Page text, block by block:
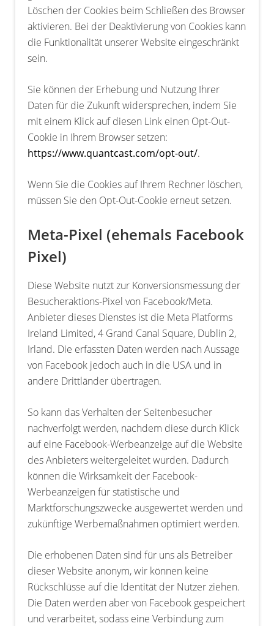
Löschen der Cookies beim Schließen des Browser
aktivieren. Bei der Deaktivierung von Cookies kann
die Funktionalität unserer Website eingeschränkt
sein.
Sie können der Erhebung und Nutzung Ihrer
Daten für die Zukunft widersprechen, indem Sie
mit einem Klick auf diesen Link einen Opt-Out-
Cookie in Ihrem Browser setzen:
https://www.quantcast.com/opt-out/.
Wenn Sie die Cookies auf Ihrem Rechner löschen,
müssen Sie den Opt-Out-Cookie erneut setzen.
Meta-Pixel (ehemals Facebook
Pixel)
Diese Website nutzt zur Konversionsmessung der
Besucheraktions-Pixel von Facebook/Meta.
Anbieter dieses Dienstes ist die Meta Platforms
Ireland Limited, 4 Grand Canal Square, Dublin 2,
Irland. Die erfassten Daten werden nach Aussage
von Facebook jedoch auch in die USA und in
andere Drittländer übertragen.
So kann das Verhalten der Seitenbesucher
nachverfolgt werden, nachdem diese durch Klick
auf eine Facebook-Werbeanzeige auf die Website
des Anbieters weitergeleitet wurden. Dadurch
können die Wirksamkeit der Facebook-
Werbeanzeigen für statistische und
Marktforschungszwecke ausgewertet werden und
zukünftige Werbemaßnahmen optimiert werden.
Die erhobenen Daten sind für uns als Betreiber
dieser Website anonym, wir können keine
Rückschlüsse auf die Identität der Nutzer ziehen.
Die Daten werden aber von Facebook gespeichert
und verarbeitet, sodass eine Verbindung zum